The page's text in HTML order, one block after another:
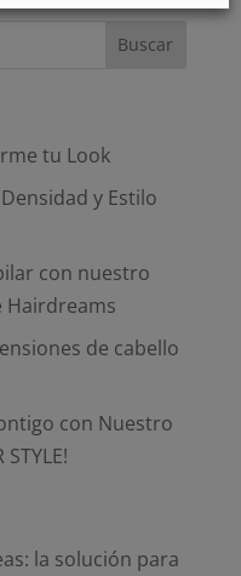
tu Look
y Estilo
con nuestro
de cabello
con Nuestro
la solución para